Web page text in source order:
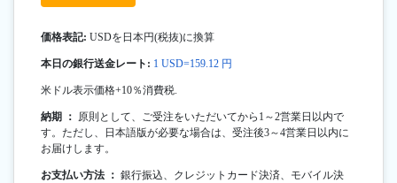
価格表記: USDを日本円(税抜)に換算
本日の銀行送金レート: 1 USD=159.12 円
米ドル表示価格+10％消費税.
納期 ： 原則として、ご受注をいただいてから1～2営業日以内で
す。ただし、日本語版が必要な場合は、受注後3～4営業日以内に
お届けします。
お支払い方法 ： 銀行振込、クレジットカード決済、モバイル決